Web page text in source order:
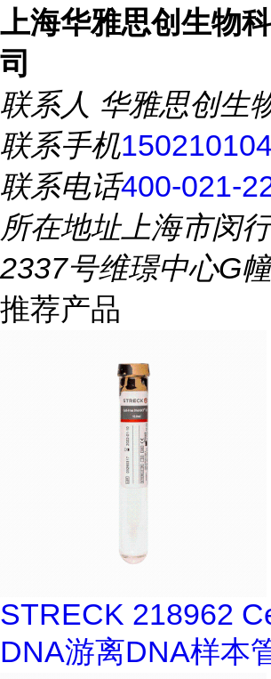
上海华雅思创生物
司
联系人 华雅思创生
联系手机
联系电话400-021-
所在地址上海市闵
2337号维璟中心G
推荐产品
STRECK 218962
DNA游离DNA样本